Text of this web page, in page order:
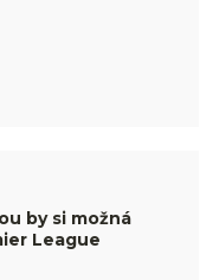
by si možná
League